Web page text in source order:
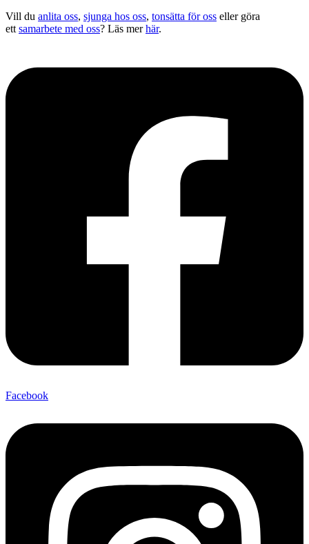
Vill du anlita oss, sjunga hos oss, tonsätta för oss eller göra
ett samarbete med oss? Läs merhär.
Facebook